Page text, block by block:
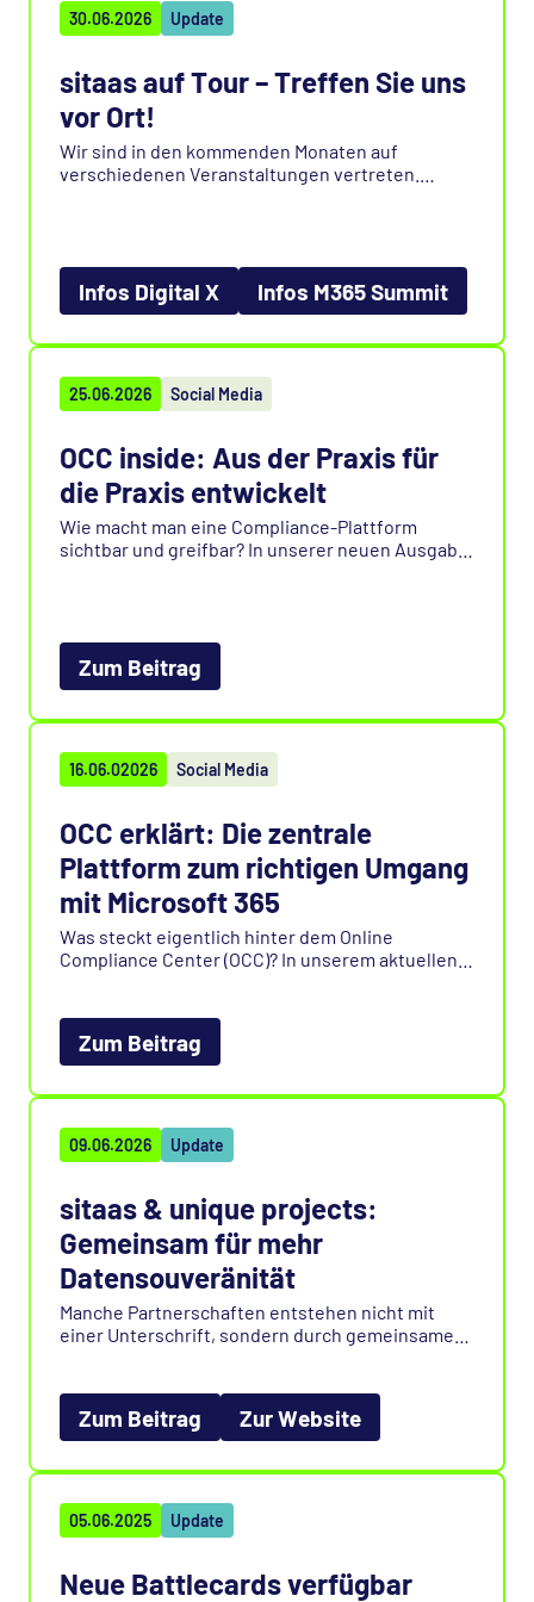
30.06.2026 Update
sitaas auf Tour – Treffen Sie uns
vor Ort!
Wir sind in den kommenden Monaten auf
verschiedenen Veranstaltungen vertreten.
Team über Microsoft 365, Compliance und
moderne IT-Lösungen aus.
Infos Digital X Infos M365 Summit
25.06.2026 Social Media
OCC inside: Aus der Praxis für
die Praxis entwickelt
Wie macht man eine Compliance-Plattform
sichtbar und greifbar? In unserer neuen Ausgabe
Unterschied macht.
Zum Beitrag
16.06.02026 Social Media
OCC erklärt: Die zentrale
Plattform zum richtigen Umgang
mit Microsoft 365
Was steckt eigentlich hinter dem Online
Compliance Center (OCC)? In unserem aktuellen
sicher, effizient und rechtskonform verwalten
können.
Zum Beitrag
09.06.2026 Update
sitaas & unique projects:
Gemeinsam für mehr
Datensouveränität
Manche Partnerschaften entstehen nicht mit
einer Unterschrift, sondern durch gemeinsame
unique projects offiziell zu kommunizieren.
Erfahren Sie, was uns verbindet und lesen Sie,
was diese Zusammenarbeit auszeichnet.
Zum Beitrag Zur Website
05.06.2025 Update
Neue Battlecards verfügbar